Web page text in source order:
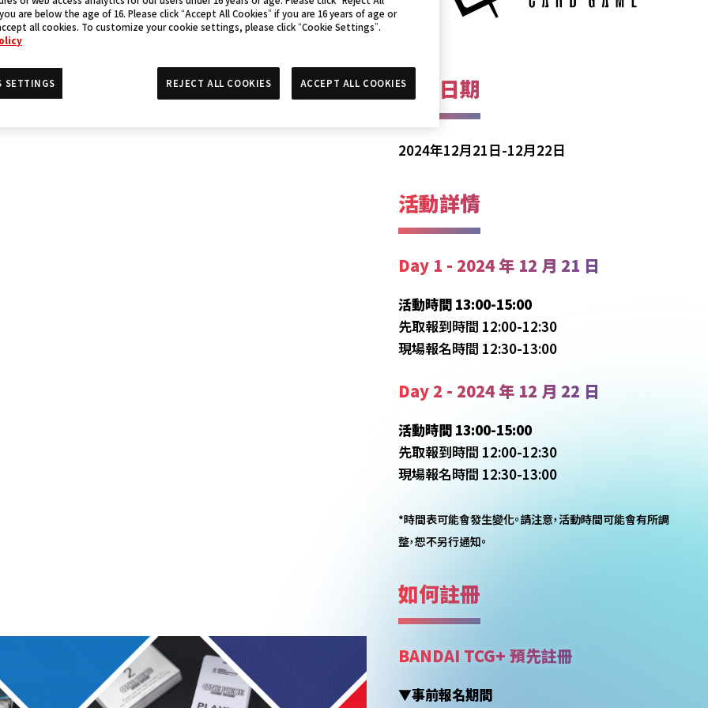
活動日期
2024年12月21日-12月22日
活動詳情
Day 1 - 2024 年 12 月 21 日
活動時間 13:00-15:00
先取報到時間 12:00-12:30
現場報名時間 12:30-13:00
Day 2 - 2024 年 12 月 22 日
活動時間 13:00-15:00
先取報到時間 12:00-12:30
現場報名時間 12:30-13:00
*時間表可能會發生變化。請注意，活動時間可能會有所調
整，恕不另行通知。
如何註冊
BANDAI TCG+ 預先註冊
▼事前報名期間
are below the age of 16. Please click “Accept All Cookies” if you are 16 years of age or
all cookies. To customize your cookie settings, please click “Cookie Settings”.
SETTINGS REJECT ALL COOKIES ACCEPT ALL COOKIES